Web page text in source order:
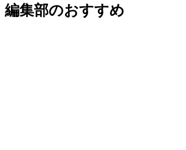
編集部のおすすめ